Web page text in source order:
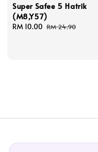
Super Safee 5 Hatrik
(M8,Y57)
Sale
RM 10.00 Regular
RM 24.90